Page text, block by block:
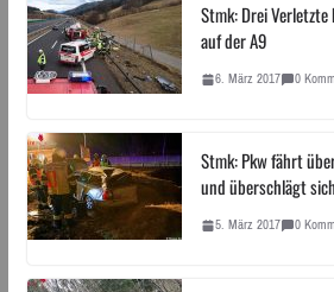
Stmk: Drei
auf der A9
6. März 2017 0
Stmk: Pkw fährt
und überschlägt sich
5. März 2017 0